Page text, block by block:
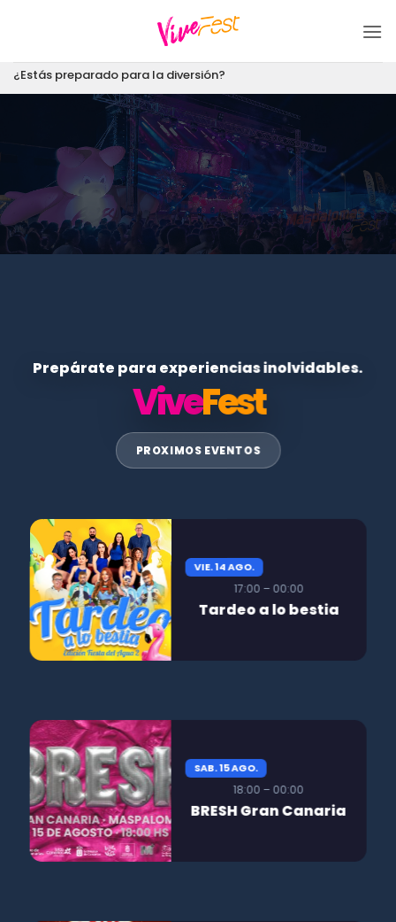
¿Estás preparado para la diversión?
Prepárate para experiencias inolvidables.
ViveFest
PROXIMOS EVENTOS
VIE. 14 AGO.
17:00 – 00:00
Tardeo a lo bestia
SAB. 15 AGO.
18:00 – 00:00
BRESH Gran Canaria